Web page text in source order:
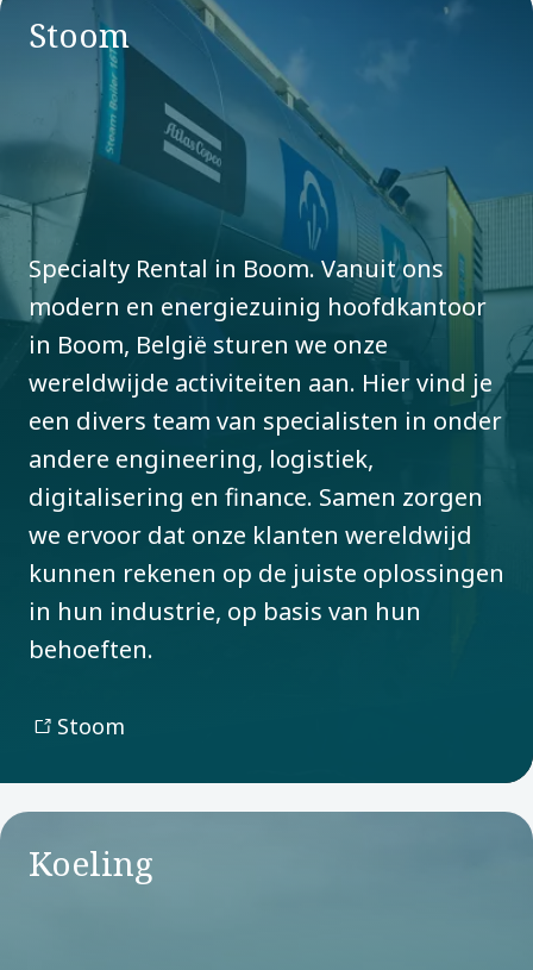
Stoom
Specialty Rental in Boom. Vanuit ons
modern en energiezuinig hoofdkantoor
in Boom, België sturen we onze
wereldwijde activiteiten aan. Hier vind je
een divers team van specialisten in onder
andere engineering, logistiek,
digitalisering en finance. Samen zorgen
we ervoor dat onze klanten wereldwijd
kunnen rekenen op de juiste oplossingen
in hun industrie, op basis van hun
behoeften.
Stoom
Koeling